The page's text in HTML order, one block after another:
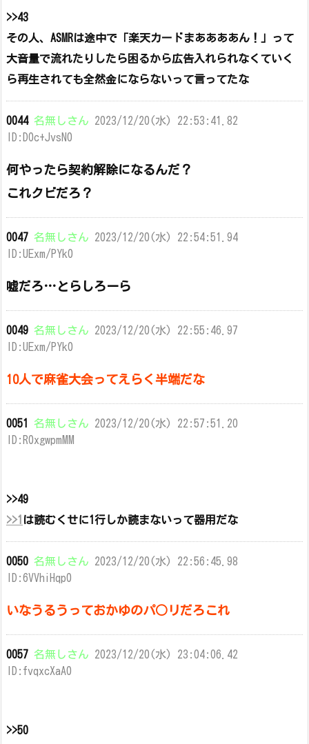
>>43
その人、ASMRは途中で「楽天カードまああああん！」って
大音量で流れたりしたら困るから広告入れられなくていく
ら再生されても全然金にならないって言ってたな
0044 名無しさん 2023/12/20(水) 22:53:41.82
ID:D0c+JvsN0
何やったら契約解除になるんだ？
これクビだろ？
0047 名無しさん 2023/12/20(水) 22:54:51.94
ID:UExm/PYk0
嘘だろ…とらしろーら
0049 名無しさん 2023/12/20(水) 22:55:46.97
ID:UExm/PYk0
10人で麻雀大会ってえらく半端だな
0051 名無しさん 2023/12/20(水) 22:57:51.20
ID:R0xgwpmMM
>>49
>>1 は読むくせに1行しか読まないって器用だな
0050 名無しさん 2023/12/20(水) 22:56:45.98
ID:6VVhiHqp0
いなうるうっておかゆのパ○リだろこれ
0057 名無しさん 2023/12/20(水) 23:04:06.42
ID:fvqxcXaA0
>>50